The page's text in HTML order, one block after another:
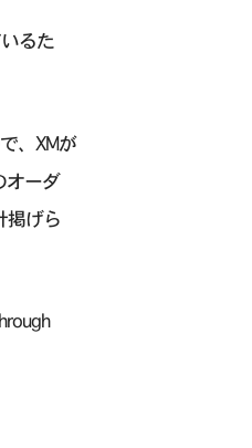
るた
、XMが
オーダ
掲げら